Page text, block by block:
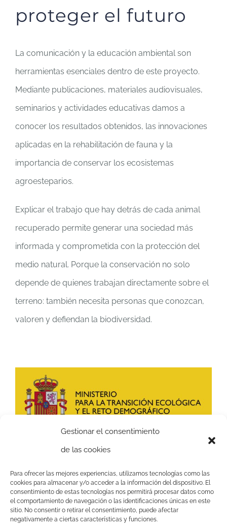
Gestionar el consentimiento
de las cookies
Para ofrecer las mejores experiencias, utilizamos tecnologías como las
cookies para almacenar y/o acceder a la información del dispositivo. El
consentimiento de estas tecnologías nos permitirá procesar datos como
el comportamiento de navegación o las identificaciones únicas en este
sitio. No consentir o retirar el consentimiento, puede afectar
negativamente a ciertas características y funciones.
proteger el futuro
La comunicación y la educación ambiental son
herramientas esenciales dentro de este proyecto.
Mediante publicaciones, materiales audiovisuales,
seminarios y actividades educativas damos a
conocer los resultados obtenidos, las innovaciones
aplicadas en la rehabilitación de fauna y la
importancia de conservar los ecosistemas
agroesteparios.
Explicar el trabajo que hay detrás de cada animal
recuperado permite generar una sociedad más
informada y comprometida con la protección del
medio natural. Porque la conservación no solo
depende de quienes trabajan directamente sobre el
terreno: también necesita personas que conozcan,
valoren y defiendan la biodiversidad.
Esta actividad ha sido financiada por el
para la Transición Ecológica y el Reto Demográfico
pero no expresa la opinión del mismo.